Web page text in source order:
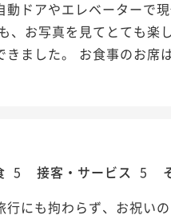
ドアやエレベーターで
、お写真を見てとても楽
きました。 お食事のお
5 接客・サービス 5
にも拘わらず、お祝い